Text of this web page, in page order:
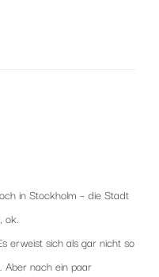
in Stockholm – die Stadt
ok.
erweist sich als gar nicht so
Aber nach ein paar